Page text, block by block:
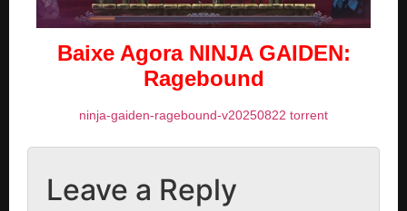
Baixe Agora NINJA GAIDEN:
Ragebound
ninja-gaiden-ragebound-v20250822 torrent
Leave a Reply